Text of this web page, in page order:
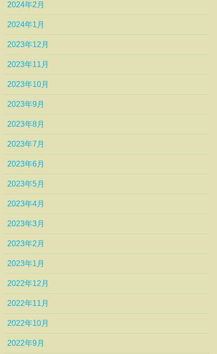
2024年2月
2024年1月
2023年12月
2023年11月
2023年10月
2023年9月
2023年8月
2023年7月
2023年6月
2023年5月
2023年4月
2023年3月
2023年2月
2023年1月
2022年12月
2022年11月
2022年10月
2022年9月